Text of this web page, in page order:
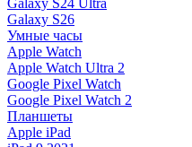
Galaxy S24 Ultra
Galaxy S26
Умные часы
Apple Watch
Apple Watch Ultra 2
Google Pixel Watch
Google Pixel Watch 2
Планшеты
Apple iPad